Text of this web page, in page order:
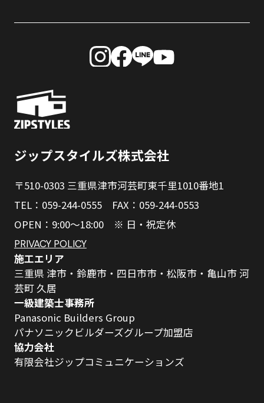
ジップスタイルズ株式会社
〒510-0303 三重県津市河芸町東千里1010番地1
TEL：059-244-0555 FAX：059-244-0553
OPEN：9:00～18:00 ※ 日・祝定休
PRIVACY POLICY
施工エリア
三重県 津市・鈴鹿市・四日市市・松阪市・亀山市 河
芸町 久居
一級建築士事務所
Panasonic Builders Group
パナソニックビルダーズグループ加盟店
協力会社
有限会社ジップコミュニケーションズ